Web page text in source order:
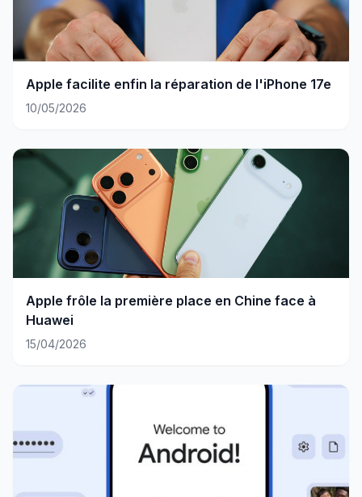
Apple facilite enfin la réparation de l'iPhone 17e
10/05/2026
Apple frôle la première place en Chine face à
Huawei
15/04/2026